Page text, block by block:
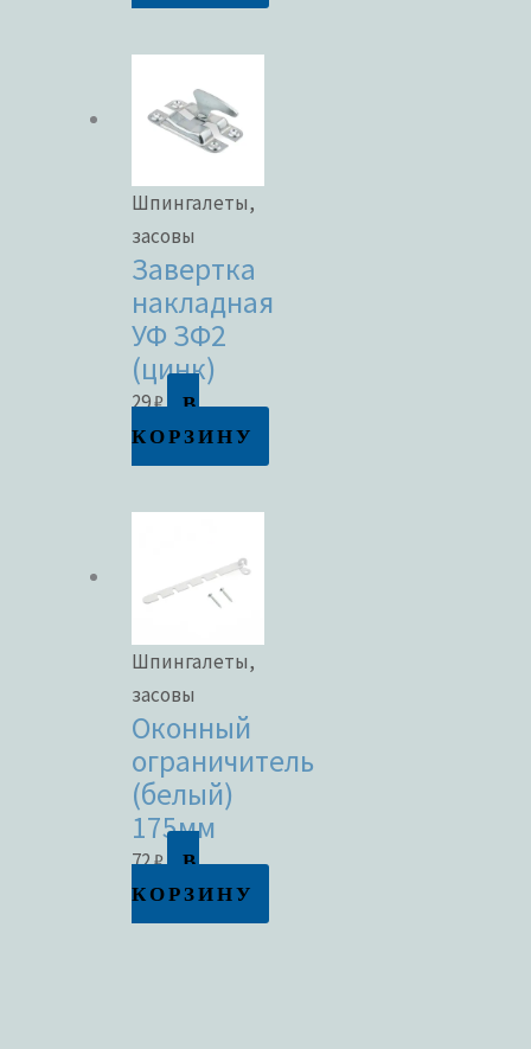
Шпингалеты,
засовы
Завертка
накладная
УФ ЗФ2
(цинк)
29₽
В
КОРЗИНУ
Шпингалеты,
засовы
Оконный
ограничитель
(белый)
175мм
72₽
В
КОРЗИНУ